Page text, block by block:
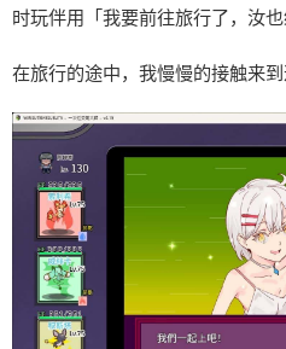
时玩伴用「我要前往旅行了，汝
在旅行的途中，我慢慢的接触来